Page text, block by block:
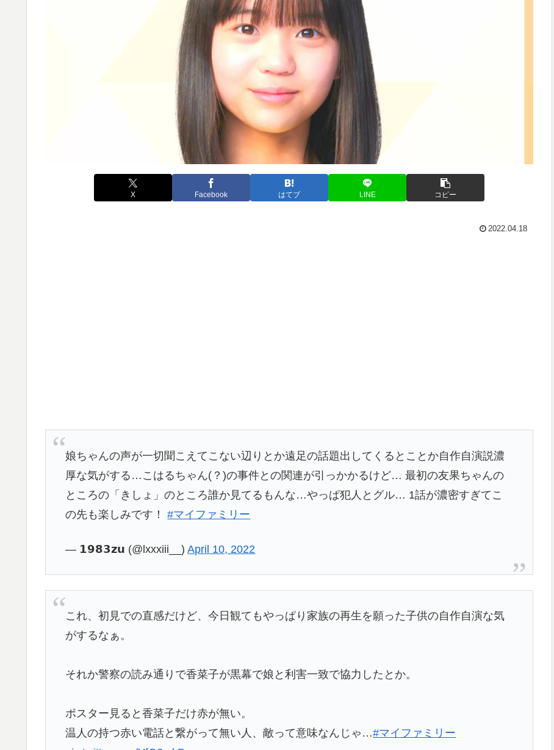
X Facebook はてブ LINE コピー
2022.04.18
娘ちゃんの声が一切聞こえてこない辺りとか遠足の話題出してくるとことか自作自演説濃
厚な気がする…こはるちゃん(？)の事件との関連が引っかかるけど… 最初の友果ちゃんの
ところの「きしょ」のところ誰か見てるもんな…やっぱ犯人とグル… 1話が濃密すぎてこ
の先も楽しみです！#マイファミリー
— 𝟭𝟵𝟴𝟯𝘇𝘂 (@lxxxiii__)April 10, 2022
これ、初見での直感だけど、今日観てもやっぱり家族の再生を願った子供の自作自演な気
がするなぁ。
それか警察の読み通りで香菜子が黒幕で娘と利害一致で協力したとか。
ポスター見ると香菜子だけ赤が無い。
温人の持つ赤い電話と繋がって無い人、敵って意味なんじゃ…#マイファミリー